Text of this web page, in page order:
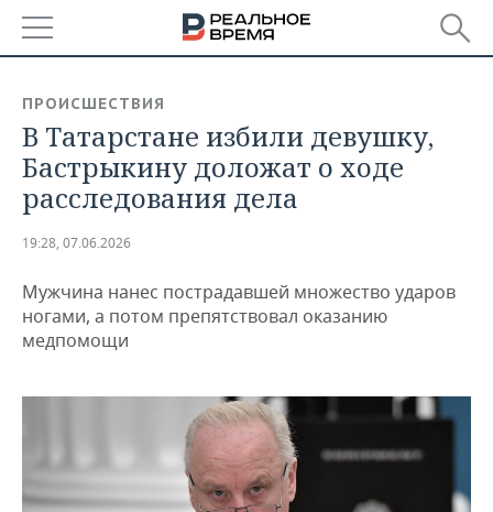
БАШКОРТОСТАН
ТАТАРСТАН
НОВОСТИ
АНАЛИТИКА
ДЕКЛАРАЦИИ О ДОХОДАХ
КОРОЛИ ГОСЗАКАЗА ПФО
КОМУ ПРИНАДЛЕЖАТ
ТОРГОВЫЕ ЦЕНТРЫ
ТАТАРСТАНА
НОВОСТИ ЭКОНОМИКИ
ФИНАНСЫ
ПРОМЫШЛЕННОСТЬ
НОВОСТИ
ПРОМЫШЛЕННОСТИ
АГРОПРОМ
МАШИНОСТРОЕНИЕ
НЕФТЕХИМИЯ
НЕДВИЖИМОСТЬ
НОВОСТИ БИЗНЕСА
ПРОИСШЕСТВИЯ
В Татарстане избили девушку,
Бастрыкину доложат о ходе
расследования дела
19:28, 07.06.2026
Мужчина нанес пострадавшей множество ударов
ногами, а потом препятствовал оказанию
медпомощи